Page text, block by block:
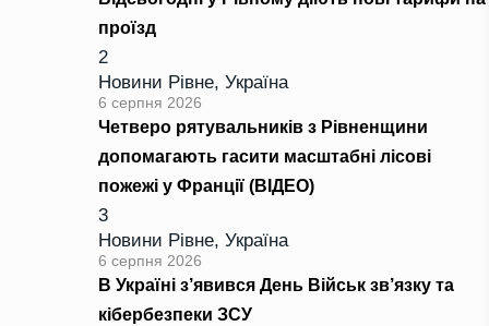
проїзд
2
Новини Рівне, Україна
6 серпня 2026
Четверо рятувальників з Рівненщини
допомагають гасити масштабні лісові
пожежі у Франції (ВІДЕО)
3
Новини Рівне, Україна
6 серпня 2026
В Україні з’явився День Військ зв’язку та
кібербезпеки ЗСУ